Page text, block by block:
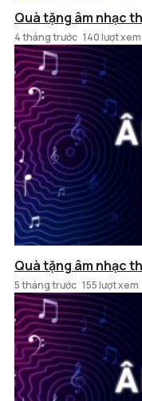
Quà tặng âm nhạc
4 tháng trước 140 lượt xem
Quà tặng âm nhạc
5 tháng trước 155 lượt xem